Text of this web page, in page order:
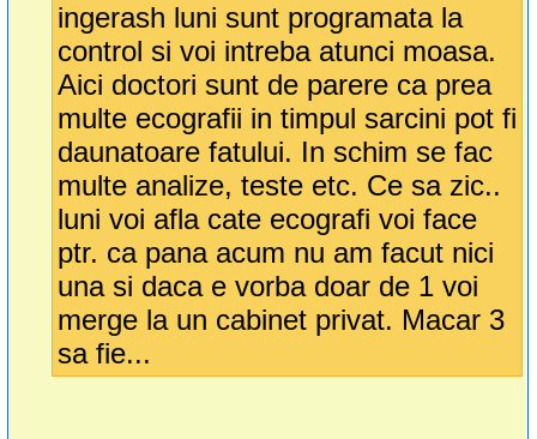
ingerash luni sunt programata la
control si voi intreba atunci moasa.
Aici doctori sunt de parere ca prea
multe ecografii in timpul sarcini pot fi
daunatoare fatului. In schim se fac
multe analize, teste etc. Ce sa zic..
luni voi afla cate ecografi voi face
ptr. ca pana acum nu am facut nici
una si daca e vorba doar de 1 voi
merge la un cabinet privat. Macar 3
sa fie...